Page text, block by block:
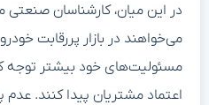
در این میان، کارشناسان
می‌خواهند در بازار پررقابت خودرو
مسئولیت‌های خود بیشتر توجه
اعتماد مشتریان پیدا کنند.